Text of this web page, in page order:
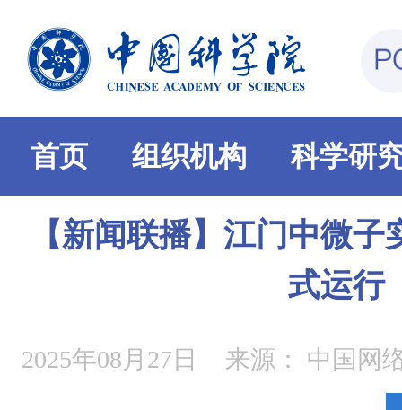
首页 组织机构 科学研
【新闻联播】江门中微
式运行
2025年08月27日 来源： 中国网